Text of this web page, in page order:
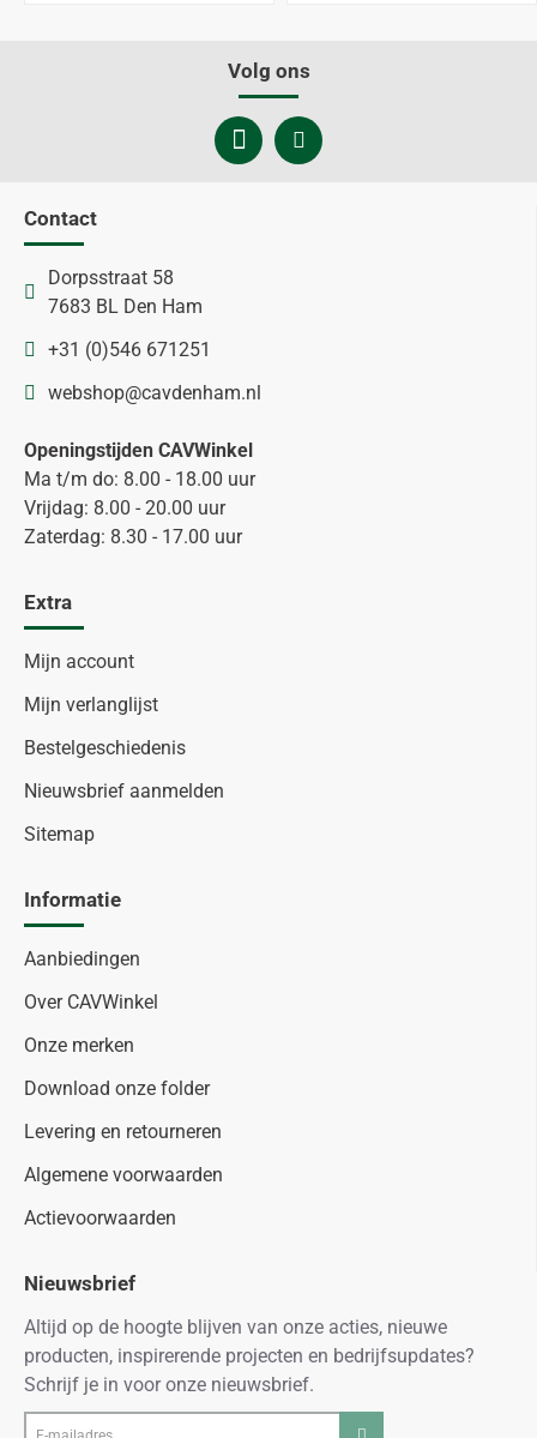
Volg ons
Contact
Dorpsstraat 58
7683 BL Den Ham
+31 (0)546 671251
webshop@cavdenham.nl
Openingstijden CAVWinkel
Ma t/m do: 8.00 - 18.00 uur
Vrijdag: 8.00 - 20.00 uur
Zaterdag: 8.30 - 17.00 uur
Extra
Mijn account
Mijn verlanglijst
Bestelgeschiedenis
Nieuwsbrief aanmelden
Sitemap
Informatie
Aanbiedingen
Over CAVWinkel
Onze merken
Download onze folder
Levering en retourneren
Algemene voorwaarden
Actievoorwaarden
Nieuwsbrief
Altijd op de hoogte blijven van onze acties, nieuwe
producten, inspirerende projecten en bedrijfsupdates?
Schrijf je in voor onze nieuwsbrief.